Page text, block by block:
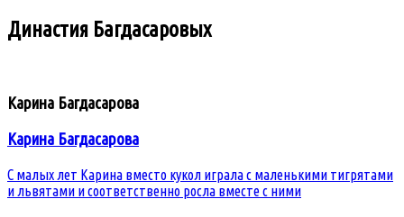
Династия Багдасаровых
Карина Багдасарова
Карина Багдасарова
С малых лет Карина вместо кукол играла с маленькими тигрятами
и львятами и соответственно росла вместе с ними